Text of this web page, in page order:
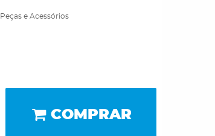
Peças e Acessórios
COMPRAR